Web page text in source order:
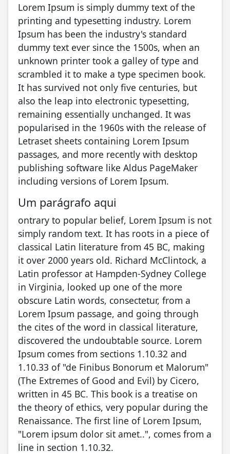
Lorem Ipsum is simply dummy text of the
printing and typesetting industry. Lorem
Ipsum has been the industry's standard
dummy text ever since the 1500s, when an
unknown printer took a galley of type and
scrambled it to make a type specimen book.
It has survived not only five centuries, but
also the leap into electronic typesetting,
remaining essentially unchanged. It was
popularised in the 1960s with the release of
Letraset sheets containing Lorem Ipsum
passages, and more recently with desktop
publishing software like Aldus PageMaker
including versions of Lorem Ipsum.
Um parágrafo aqui
ontrary to popular belief, Lorem Ipsum is not
simply random text. It has roots in a piece of
classical Latin literature from 45 BC, making
it over 2000 years old. Richard McClintock, a
Latin professor at Hampden-Sydney College
in Virginia, looked up one of the more
obscure Latin words, consectetur, from a
Lorem Ipsum passage, and going through
the cites of the word in classical literature,
discovered the undoubtable source. Lorem
Ipsum comes from sections 1.10.32 and
1.10.33 of "de Finibus Bonorum et Malorum"
(The Extremes of Good and Evil) by Cicero,
written in 45 BC. This book is a treatise on
the theory of ethics, very popular during the
Renaissance. The first line of Lorem Ipsum,
"Lorem ipsum dolor sit amet..", comes from a
line in section 1.10.32.